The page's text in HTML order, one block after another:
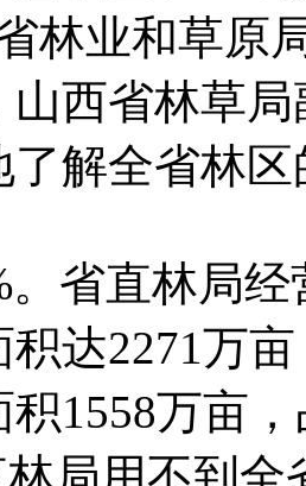
林业和草原
山西省林草
了解全省林
。省直林局
达2271万
1558万亩
林局用不到